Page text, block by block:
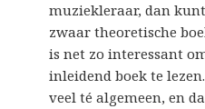
muziekleraar, dan
zwaar theoretische
is net zo interessant
inleidend boek te
veel té algemeen, en